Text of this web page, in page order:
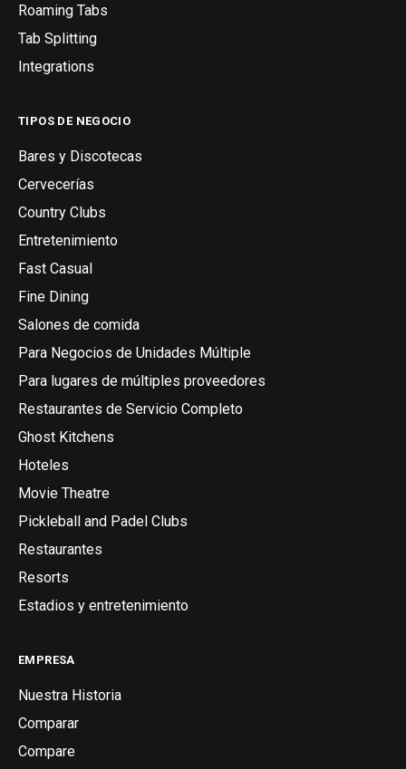
Roaming Tabs
Tab Splitting
Integrations
TIPOS DE NEGOCIO
Bares y Discotecas
Cervecerías
Country Clubs
Entretenimiento
Fast Casual
Fine Dining
Salones de comida
Para Negocios de Unidades Múltiple
Para lugares de múltiples proveedores
Restaurantes de Servicio Completo
Ghost Kitchens
Hoteles
Movie Theatre
Pickleball and Padel Clubs
Restaurantes
Resorts
Estadios y entretenimiento
EMPRESA
Nuestra Historia
Comparar
Compare